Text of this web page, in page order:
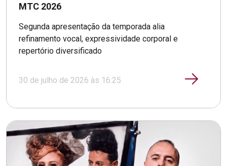
MTC 2026
Segunda apresentação da temporada alia
refinamento vocal, expressividade corporal e
repertório diversificado
30 de julho de 2026 às 16:25